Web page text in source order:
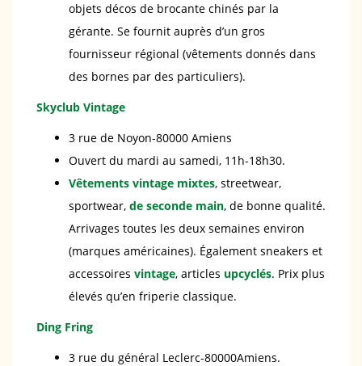
objets décos de brocante chinés par la
gérante. Se fournit auprès d’un gros
fournisseur régional (vêtements donnés dans
des bornes par des particuliers).
Skyclub Vintage
3 rue de Noyon-80000 Amiens
Ouvert du mardi au samedi, 11h-18h30.
Vêtements vintage mixtes, streetwear,
sportwear, de seconde main, de bonne qualité.
Arrivages toutes les deux semaines environ
(marques américaines). Également sneakers et
accessoires vintage, articles upcyclés. Prix plus
élevés qu’en friperie classique.
Ding Fring
3 rue du général Leclerc-80000Amiens.